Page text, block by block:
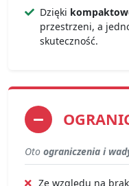
Dzięki
przestrzeni, a
skuteczność.
Oto ograniczenia i
Ze względu na